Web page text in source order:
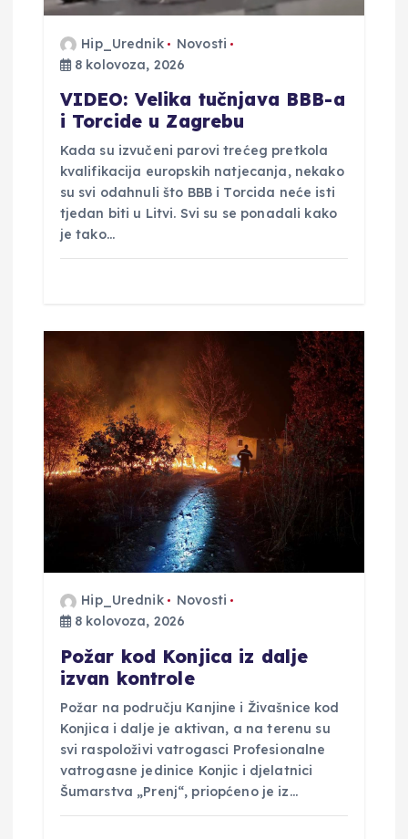
Hip_Urednik
Novosti
8 kolovoza, 2026
VIDEO: Velika tučnjava BBB-a
i Torcide u Zagrebu
Kada su izvučeni parovi trećeg pretkola
kvalifikacija europskih natjecanja, nekako
su svi odahnuli što BBB i Torcida neće isti
tjedan biti u Litvi. Svi su se ponadali kako
je tako…
Hip_Urednik
Novosti
8 kolovoza, 2026
Požar kod Konjica iz dalje
izvan kontrole
Požar na području Kanjine i Živašnice kod
Konjica i dalje je aktivan, a na terenu su
svi raspoloživi vatrogasci Profesionalne
vatrogasne jedinice Konjic i djelatnici
Šumarstva „Prenj“, priopćeno je iz…